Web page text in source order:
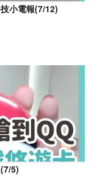
小電報(7/12)
5)